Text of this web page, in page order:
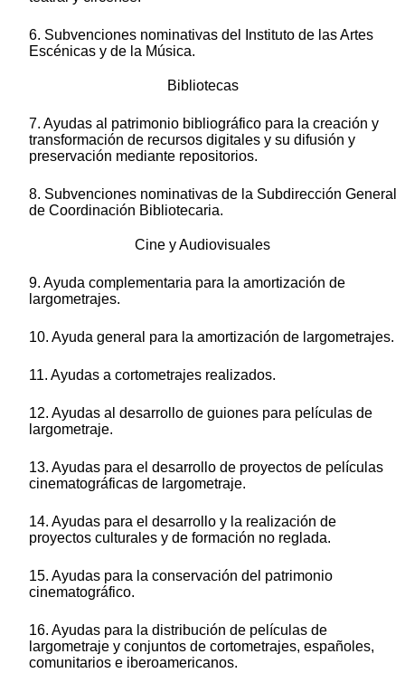
6. Subvenciones nominativas del Instituto de las Artes
Escénicas y de la Música.
Bibliotecas
7. Ayudas al patrimonio bibliográfico para la creación y
transformación de recursos digitales y su difusión y
preservación mediante repositorios.
8. Subvenciones nominativas de la Subdirección General
de Coordinación Bibliotecaria.
Cine y Audiovisuales
9. Ayuda complementaria para la amortización de
largometrajes.
10. Ayuda general para la amortización de largometrajes.
11. Ayudas a cortometrajes realizados.
12. Ayudas al desarrollo de guiones para películas de
largometraje.
13. Ayudas para el desarrollo de proyectos de películas
cinematográficas de largometraje.
14. Ayudas para el desarrollo y la realización de
proyectos culturales y de formación no reglada.
15. Ayudas para la conservación del patrimonio
cinematográfico.
16. Ayudas para la distribución de películas de
largometraje y conjuntos de cortometrajes, españoles,
comunitarios e iberoamericanos.